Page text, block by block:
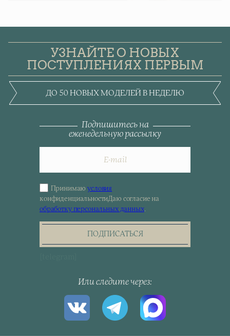
УЗНАЙТЕ О НОВЫХ
ПОСТУПЛЕНИЯХ ПЕРВЫМ
ДО 50 НОВЫХ МОДЕЛЕЙ В НЕДЕЛЮ
Подпишитесь на
еженедельную рассылку
Sign
up
for
the
Принимаюусловия
конфиденциальностиДаю согласие на
обработку персональных данных.
ПОДПИСАТЬСЯ
Или следите через